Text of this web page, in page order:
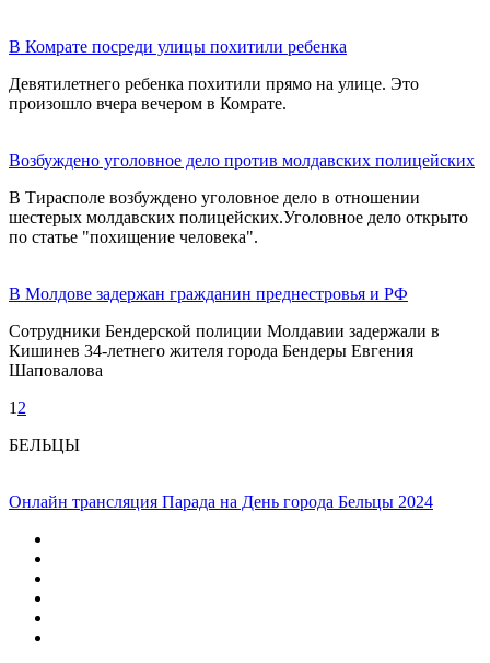
В Комрате посреди улицы похитили ребенка
Девятилетнего ребенка похитили прямо на улице. Это
произошло вчера вечером в Комрате.
Возбуждено уголовное дело против молдавских полицейских
В Тирасполе возбуждено уголовное дело в отношении
шестерых молдавских полицейских.Уголовное дело открыто
по статье "похищение человека".
В Молдове задержан гражданин преднестровья и РФ
Сотрудники Бендерской полиции Молдавии задержали в
Кишинев 34-летнего жителя города Бендеры Евгения
Шаповалова
1 2
БЕЛЬЦЫ
Онлайн трансляция Парада на День города Бельцы 2024